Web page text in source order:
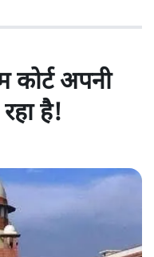
कोर्ट अपनी
है!